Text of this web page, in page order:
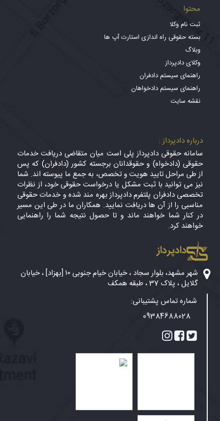
محتوا
ثبت نام وکلا
بسته حقوقی راه اندازی استارت آپ ها
وبلاگ
وکلای دادپرداز
راهنمای سیستم دادفران
راهنمای سیستم دادخواهان
نقشه سایت
درباره دادپرداز :
سامانه حقوقی دادپرداز پلی است میان متقاضی دریافت خدمات
حقوقی (دادخواه) و حقوقدانان برجسته کشور (دادفران) که پس
از طی مراحل تایید هویت و تخصص، به جمع ما پیوسته اند. شما
نیز می توانید با ثبت مشکل یا درخواست حقوقی خود، از نظرات
تخصصی دادفران پلتفرم دادپرداز بهره مند شده و خدمات حقوقی
مناسبی را از آن ها دریافت نمایید. همکاران ما در طی این مسیر
در کنار شما خواهند ماند و تا حصول نتیجه شما را راهنمایی
خواهند کرد.
دادپرداز
شهر مشهد، بلوار سجاد ، خیابان خیام جنوبی ۱۰ [بهزاد] ، خیابان
گلایل ، پلاک 37 ، طبقه همکف
شماره تماس پشتیبانی:
09384688028